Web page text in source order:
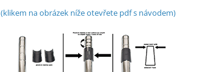
(klikem na obrázek níže otevřete pdf s návodem)